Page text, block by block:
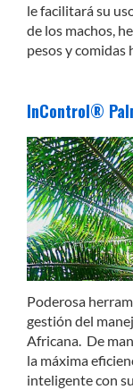
le facilitará su
de los machos,
pesos y comidas
InControl®
Poderosa
gestión del
Africana. De
la máxima
inteligente con